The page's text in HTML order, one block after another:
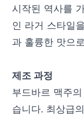
시작된 역사를
인 라거 스타일
과 훌륭한 맛으
제조 과정
부드바르 맥주
습니다. 최상급